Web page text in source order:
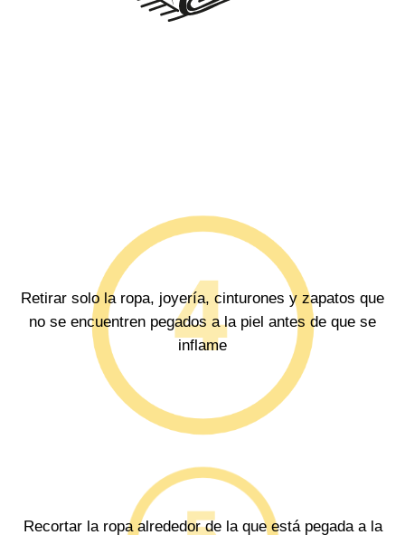
Retirar solo la ropa, joyería, cinturones y zapatos que
no se encuentren pegados a la piel antes de que se
inflame
Recortar la ropa alrededor de la que está pegada a la